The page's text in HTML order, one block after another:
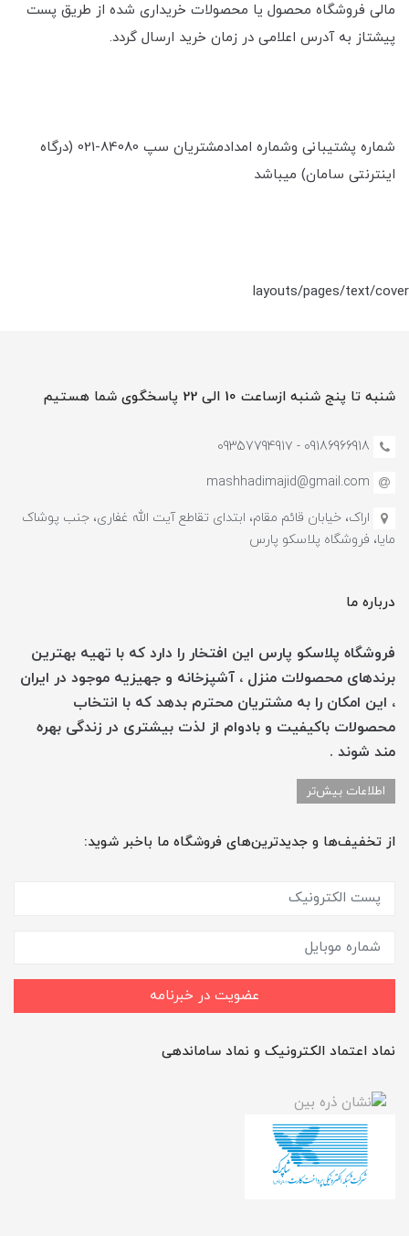
مالی فروشگاه محصول یا محصولات خریداری شده از طریق پست
پیشتاز به آدرس اعلامی در زمان خرید ارسال گردد.
شماره پشتیبانی وشماره امدادمشتریان سپ 84080-021 (درگاه
اینترنتی سامان) میباشد
layouts/pages/text/cover
شنبه تا پنج شنبه ازساعت 10 الی 22 پاسخگوی شما هستیم
09186966918 - 0935779491۷
mashhadimajid@gmail.com
اراک، خیابان قائم مقام، ابتدای تقاطع آیت الله غفاری، جنب پوشاک
مایا، فروشگاه پلاسکو پارس
درباره ما
فروشگاه پلاسکو پارس این افتخار را دارد که با تهیه بهترین
برندهای محصولات منزل ، آشپزخانه و جهیزیه موجود در ایران
، این امکان را به مشتریان محترم بدهد که با انتخاب
محصولات باکیفیت و بادوام از لذت بیشتری در زندگی بهره
مند شوند .
اطلاعات بیش‌تر
از تخفیف‌ها و جدیدترین‌های فروشگاه ما باخبر شوید:
عضویت در خبرنامه
نماد اعتماد الکترونیک و نماد ساماندهی